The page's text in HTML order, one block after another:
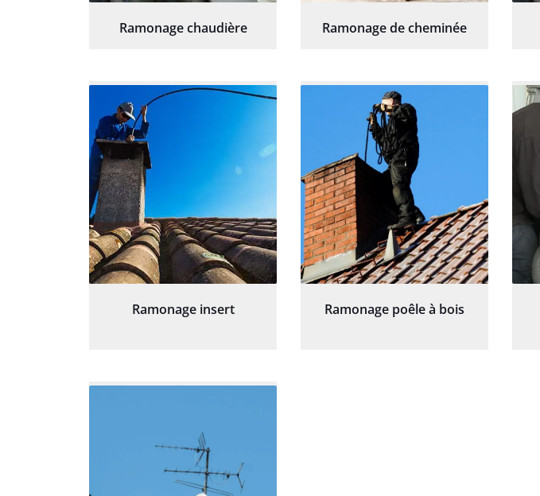
Ramonage chaudière Ramonage de cheminée
Ramonage insert Ramonage poêle à bois